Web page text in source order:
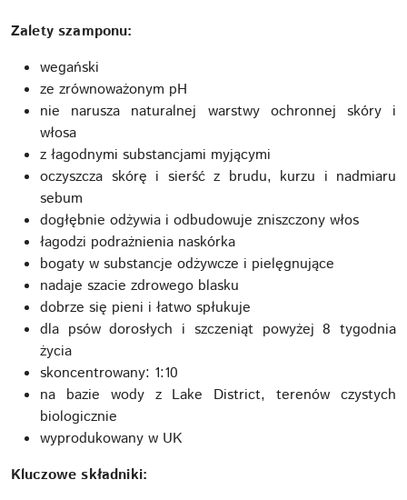
Zalety szamponu:
wegański
ze zrównoważonym pH
nie narusza naturalnej warstwy ochronnej skóry i
włosa
z łagodnymi substancjami myjącymi
oczyszcza skórę i sierść z brudu, kurzu i nadmiaru
sebum
dogłębnie odżywia i odbudowuje zniszczony włos
łagodzi podrażnienia naskórka
bogaty w substancje odżywcze i pielęgnujące
nadaje szacie zdrowego blasku
dobrze się pieni i łatwo spłukuje
dla psów dorosłych i szczeniąt powyżej 8 tygodnia
życia
skoncentrowany: 1:10
na bazie wody z Lake District, terenów czystych
biologicznie
wyprodukowany w UK
Kluczowe składniki: